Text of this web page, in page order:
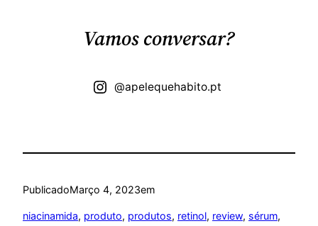
Vamos conversar?
@apelequehabito.pt
PublicadoMarço 4, 2023em
niacinamida, produto, produtos, retinol, review, sérum